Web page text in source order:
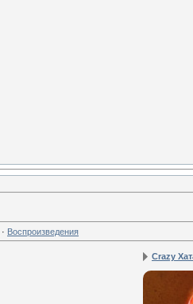
· Воспроизведения
Crazy